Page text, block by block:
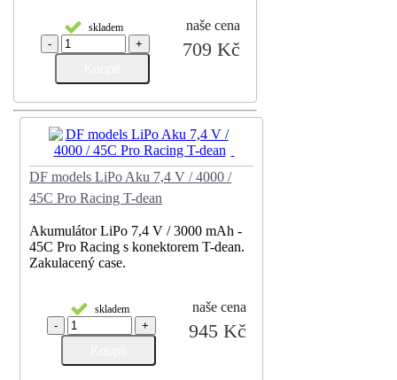
naše cena
709 Kč
skladem
- +
DF models LiPo Aku 7,4 V / 4000 /
45C Pro Racing T-dean
Akumulátor LiPo 7,4 V / 3000 mAh -
45C Pro Racing s konektorem T-dean.
Zakulacený case.
naše cena
945 Kč
skladem
- +